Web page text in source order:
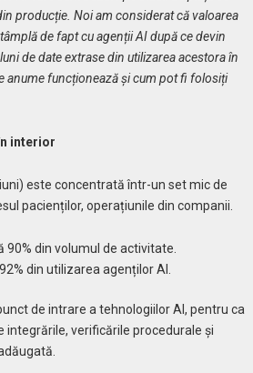
producție. Noi am considerat că valoarea
de fapt cu agenții AI după ce devin
de date extrase din utilizarea acestora în
anume funcționează și cum pot fi folosiți
interior
este concentrată într-un set mic de
pacienților, operațiunile din companii.
din volumul de activitate.
din utilizarea agenților AI.
de intrare a tehnologiilor AI, pentru ca
integrările, verificările procedurale și